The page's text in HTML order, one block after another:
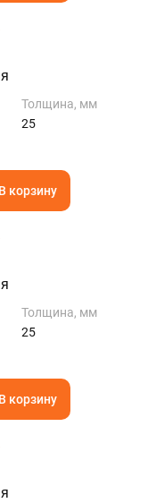
Толщина, мм
25
В корзину
Толщина, мм
25
В корзину